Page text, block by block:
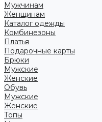
Мужчинам
Женщинам
Каталог одежды
Комбинезоны
Платья
Подарочные карты
Брюки
Мужские
Женские
Обувь
Мужские
Женские
Топы